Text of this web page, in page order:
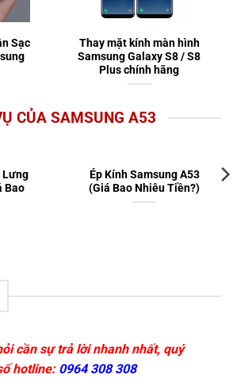
Sạc
Thay mặt kính màn hình
Samsung Galaxy S8 / S8
Plus chính hãng
CỦA SAMSUNG A53
Lưng
Bao
Ép Kính Samsung A53
(Giá Bao Nhiêu Tiền?)
cần sự trả lời nhanh nhất, quý
hotline: 0964 308 308